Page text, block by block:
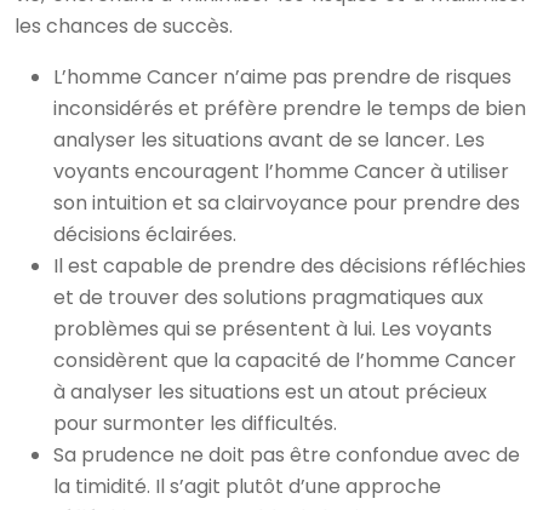
les chances de succès.
L’homme Cancer n’aime pas prendre de risques
inconsidérés et préfère prendre le temps de bien
analyser les situations avant de se lancer. Les
voyants encouragent l’homme Cancer à utiliser
son intuition et sa clairvoyance pour prendre des
décisions éclairées.
Il est capable de prendre des décisions réfléchies
et de trouver des solutions pragmatiques aux
problèmes qui se présentent à lui. Les voyants
considèrent que la capacité de l’homme Cancer
à analyser les situations est un atout précieux
pour surmonter les difficultés.
Sa prudence ne doit pas être confondue avec de
la timidité. Il s’agit plutôt d’une approche